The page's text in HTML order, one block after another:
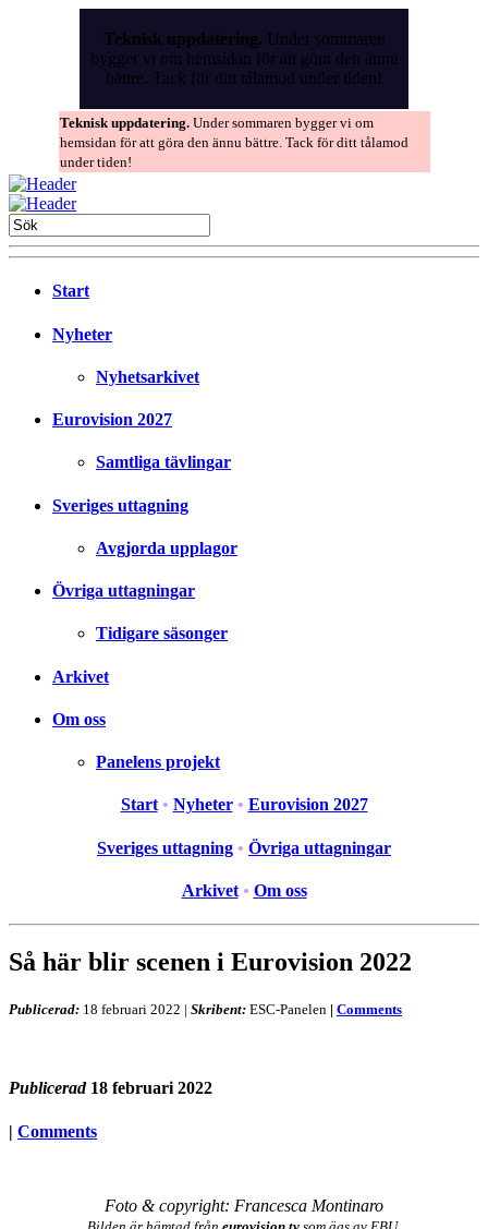
Teknisk uppdatering. Under sommaren
bygger vi om hemsidan för att göra den ännu
bättre. Tack för ditt tålamod under tiden!
Teknisk uppdatering. Under sommaren bygger vi om
hemsidan för att göra den ännu bättre. Tack för ditt tålamod
under tiden!
Start
Nyheter
Nyhetsarkivet
Eurovision 2027
Samtliga tävlingar
Sveriges uttagning
Avgjorda upplagor
Övriga uttagningar
Tidigare säsonger
Arkivet
Om oss
Panelens projekt
Start • Nyheter • Eurovision 2027
Sveriges uttagning • Övriga uttagningar
Arkivet • Om oss
Så här blir scenen i Eurovision 2022
Publicerad: 18 februari 2022 | Skribent: ESC-Panelen | Comments
Publicerad 18 februari 2022
| Comments
Foto & copyright: Francesca Montinaro
.